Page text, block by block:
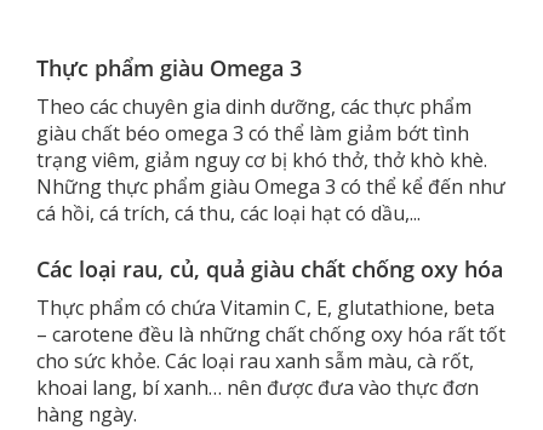
Thực phẩm giàu Omega 3
Theo các chuyên gia dinh dưỡng, các thực phẩm
giàu chất béo omega 3 có thể làm giảm bớt tình
trạng viêm, giảm nguy cơ bị khó thở, thở khò khè.
Những thực phẩm giàu Omega 3 có thể kể đến như
cá hồi, cá trích, cá thu, các loại hạt có dầu,...
Các loại rau, củ, quả giàu chất chống oxy hóa
Thực phẩm có chứa Vitamin C, E, glutathione, beta
– carotene đều là những chất chống oxy hóa rất tốt
cho sức khỏe. Các loại rau xanh sẫm màu, cà rốt,
khoai lang, bí xanh… nên được đưa vào thực đơn
hàng ngày.